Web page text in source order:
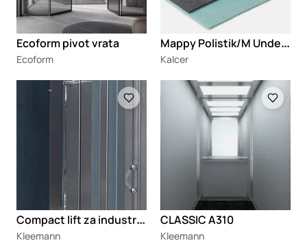
Ecoform pivot vrata
Ecoform
M
appy Polistik/M Underspecial HQ
Kalcer
Loading
C
ompact lift za industrijske objekte
Kleemann
Loading
CLASSIC A310
Kleemann